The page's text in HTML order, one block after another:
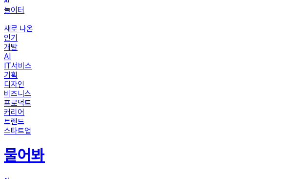
놀이터
새로 나온
인기
개발
AI
IT서비스
기획
디자인
비즈니스
프로덕트
커리어
트렌드
스타트업
물어봐